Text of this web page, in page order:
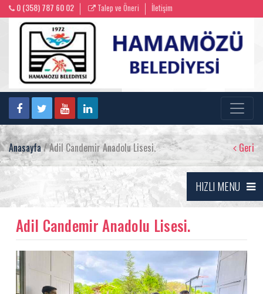
0 (358) 787 60 02 Talep ve Öneri İletişim
Anasayfa/ Adil Candemir Anadolu Lisesi. Geri
HIZLI MENU
Adil Candemir Anadolu Lisesi.